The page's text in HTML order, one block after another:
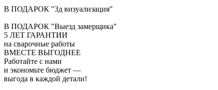
В ПОДАРОК "3д визуализация"
В ПОДАРОК "Выезд замерщика"
5 ЛЕТ ГАРАНТИИ
на сварочные работы
ВМЕСТЕ ВЫГОДНЕЕ
Работайте с нами
и экономьте бюджет —
выгода в каждой детали!